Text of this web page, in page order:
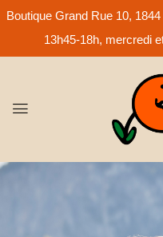
Boutique Grand Rue 10,
13h45-18h, mercredi